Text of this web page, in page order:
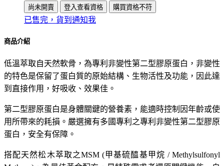
尚未開賣 登入查看資格 購買資格不符
已售完，貨到通知我
商品介紹
低溫萃取自天然軟骨，為專利非變性第二型膠原蛋白，非變性
的特色是保留了蛋白質的原始結構、生物活性及功能，因此達
到直接作用，好吸收、效果佳。
第二型膠原蛋白是身體關鍵的營養素，能適時控制因年齡或使
用所帶來的耗損。嚴選擁有多國專利之專利非變性第二型膠原
蛋白，安全有保障。
搭配天然松木萃取之MSM (甲基硫醯基甲烷 / Methylsulfonyl